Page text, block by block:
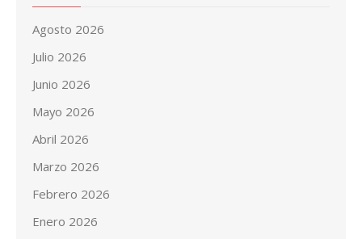
Agosto 2026
Julio 2026
Junio 2026
Mayo 2026
Abril 2026
Marzo 2026
Febrero 2026
Enero 2026